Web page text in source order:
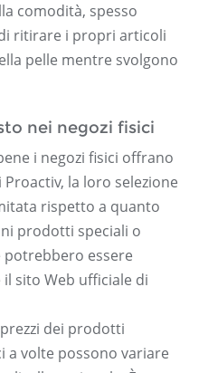
comodità, spesso
ritirare i propri articoli
pelle mentre svolgono
nei negozi fisici
i negozi fisici offrano
la loro selezione
rispetto a quanto
prodotti speciali o
essere
sito Web ufficiale di
dei prodotti
a volte possono variare